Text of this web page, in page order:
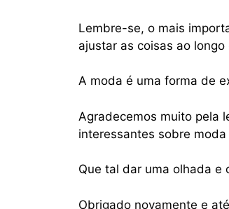
Lembre-se, o mais
ajustar as coisas ao longo
A moda é uma forma de
Agradecemos muito pela
interessantes sobre
Que tal dar uma olhada e
Obrigado novamente e